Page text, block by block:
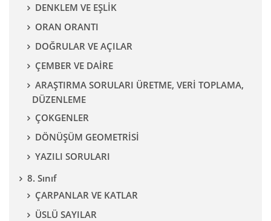
DENKLEM VE EŞLİK
ORAN ORANTI
DOĞRULAR VE AÇILAR
ÇEMBER VE DAİRE
ARAŞTIRMA SORULARI ÜRETME, VERİ TOPLAMA,
DÜZENLEME
ÇOKGENLER
DÖNÜŞÜM GEOMETRİSİ
YAZILI SORULARI
8. Sınıf
ÇARPANLAR VE KATLAR
ÜSLÜ SAYILAR